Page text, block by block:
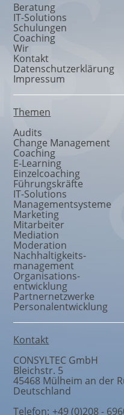
Beratung
IT-Solutions
Schulungen
Coaching
Wir
Kontakt
Datenschutzerklärung
Impressum
Themen
Audits
Change Management
Coaching
E-Learning
Einzelcoaching
Führungskräfte
IT-Solutions
Managementsysteme
Marketing
Mitarbeiter
Mediation
Moderation
Nachhaltigkeits-
management
Organisations-
entwicklung
Partnernetzwerke
Personalentwicklung
Kontakt
CONSYLTEC GmbH
Bleichstr. 5
45468 Mülheim an der
Deutschland
Telefon: +49 (0)208 -